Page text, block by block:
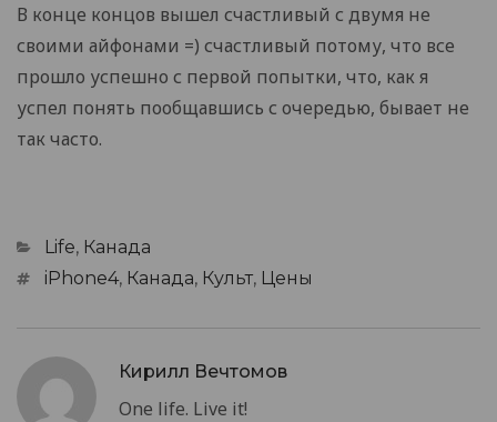
В конце концов вышел счастливый с двумя не
своими айфонами =) счастливый потому, что все
прошло успешно с первой попытки, что, как я
успел понять пообщавшись с очередью, бывает не
так часто.
Categories
Life, Канада
TagsiPhone4, Канада, Культ, Цены
Кирилл Вечтомов
One life. Live it!